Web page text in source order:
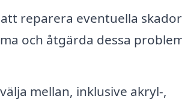
reparera eventuella
och åtgärda dessa
mellan, inklusive akryl-,